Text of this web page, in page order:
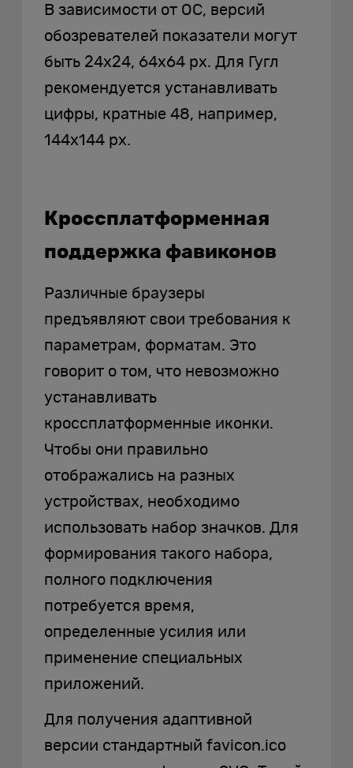
В зависимости от ОС, версий
обозревателей показатели могут
быть 24х24, 64х64 px. Для Гугл
рекомендуется устанавливать
цифры, кратные 48, например,
144х144 px.
Кроссплатформенная
поддержка фавиконов
Различные браузеры
предъявляют свои требования к
параметрам, форматам. Это
говорит о том, что невозможно
устанавливать
кроссплатформенные иконки.
Чтобы они правильно
отображались на разных
устройствах, необходимо
использовать набор значков. Для
формирования такого набора,
полного подключения
потребуется время,
определенные усилия или
применение специальных
приложений.
Для получения адаптивной
версии стандартный favicon.ico